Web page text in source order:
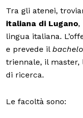
Tra gli atenei,
italiana di Lugano,
lingua italiana.
e prevede il
triennale, il master,
di ricerca.
Le facoltà sono: